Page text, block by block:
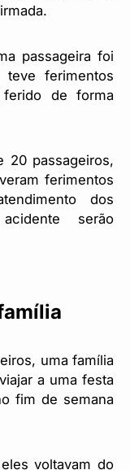
passageira foi
ferimentos
de forma
20 passageiros,
ferimentos
dos
serão
uma família
a uma festa
fim de semana
voltavam do